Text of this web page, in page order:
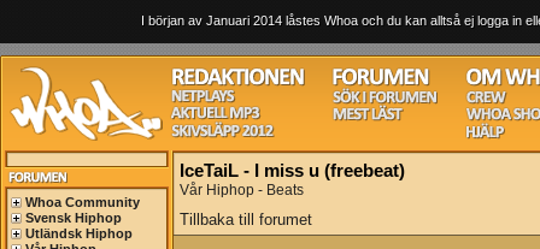
I början av Januari 2014 låstes Whoa och du kan alltså ej logga in
Whoa Community
Svensk Hiphop
Utländsk Hiphop
IceTaiL - I miss u (freebeat)
Vår Hiphop - Beats
Tillbaka till forumet